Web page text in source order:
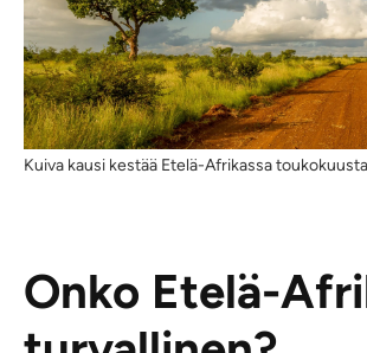
Kuiva kausi kestää Etelä-Afrikassa
Onko Etelä-